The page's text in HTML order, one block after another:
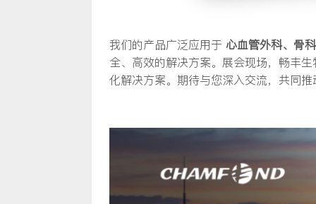
我们的产品广泛应用于 心血管外科、骨
全、高效的解决方案。展会现场，畅丰
化解决方案。期待与您深入交流，共同